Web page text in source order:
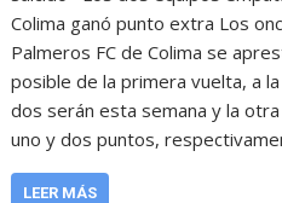
Colima ganó punto extra Los
Palmeros FC de Colima se
posible de la primera vuelta, a
dos serán esta semana y la
uno y dos puntos,
LEER MÁS